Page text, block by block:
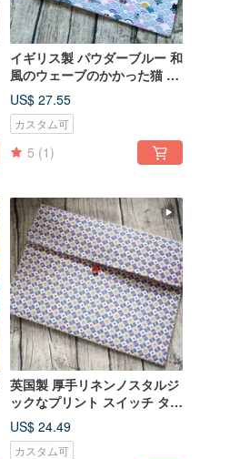
イギリス製 パウダーブルー 和
風のウェーブのかかった猫 防
水パソコン保護ケース Switch
iPad Kindle
US$ 27.55
カスタム可
5 (1)
英国製 厚手リネンノスタルジ
ックなプリント スイッチ タブ
レットケース パソコンバッグ
コレクション
US$ 24.49
カスタム可